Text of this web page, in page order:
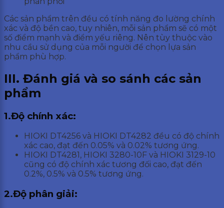
Các sản phẩm trên đều có tính năng đo lường chính
xác và độ bền cao, tuy nhiên, mỗi sản phẩm sẽ có một
số điểm mạnh và điểm yếu riêng. Nên tùy thuộc vào
nhu cầu sử dụng của mỗi người để chọn lựa sản
phẩm phù hợp.
III. Đánh giá và so sánh các sản
phẩm
1.Độ chính xác:
HIOKI DT4256 và HIOKI DT4282 đều có độ chính
xác cao, đạt đến 0.05% và 0.02% tương ứng.
HIOKI DT4281, HIOKI 3280-10F và HIOKI 3129-10
cũng có độ chính xác tương đối cao, đạt đến
0.2%, 0.5% và 0.5% tương ứng.
2.Độ phân giải: